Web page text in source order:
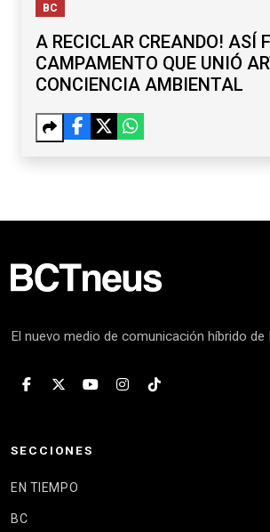
BC
A RECICLAR CREANDO! ASÍ
CAMPAMENTO QUE UNIÓ
CONCIENCIA AMBIENTAL
El nuevo medio de comunicación híbrido de
SECCIONES
EN TIEMPO
BC